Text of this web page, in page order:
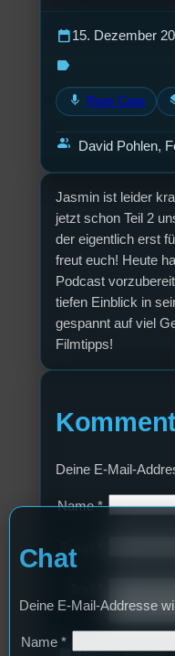
Jasmin ist leider
jetzt schon Teil 2
der eigentlich erst
freut euch! Heute
Podcast
tiefen Einblick in
gespannt auf viel
Filmtipps!
Deine E-Mail-
Name*
Email
calendar_today15. Dezember
label
mic Rage Cage
group David Pohlen,
Chat
Deine E-Mail-Addresse
Name *